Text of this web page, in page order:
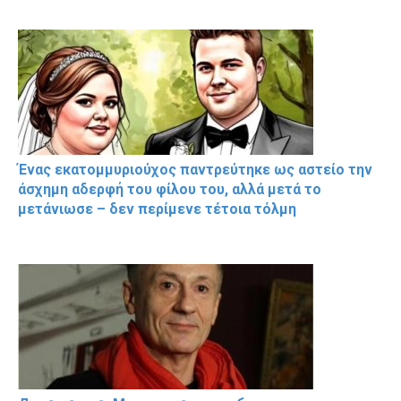
Ένας εκατομμυριούχος παντρεύτηκε ως αστείο την
άσχημη αδερφή του φίλου του, αλλά μετά το
μετάνιωσε – δεν περίμενε τέτοια τόλμη